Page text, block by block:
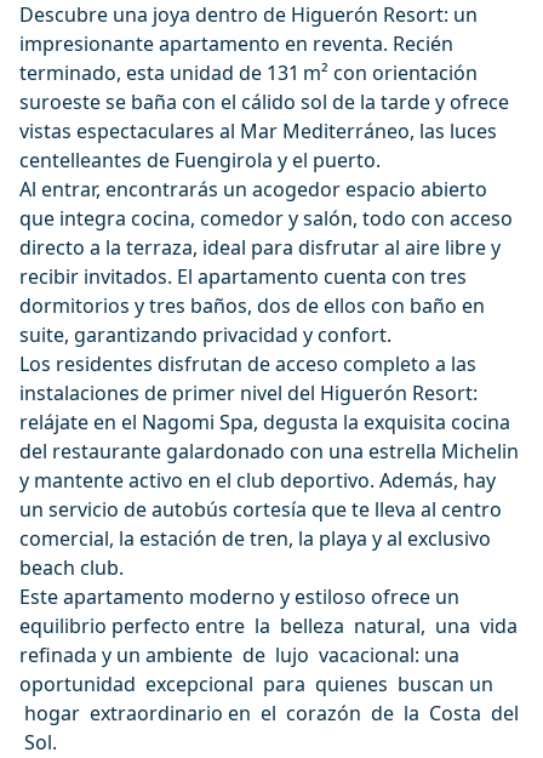
Descubre una joya dentro de Higuerón Resort: un
impresionante apartamento en reventa. Recién
terminado, esta unidad de 131 m² con orientación
suroeste se baña con el cálido sol de la tarde y ofrece
vistas espectaculares al Mar Mediterráneo, las luces
centelleantes de Fuengirola y el puerto.
Al entrar, encontrarás un acogedor espacio abierto
que integra cocina, comedor y salón, todo con acceso
directo a la terraza, ideal para disfrutar al aire libre y
recibir invitados. El apartamento cuenta con tres
dormitorios y tres baños, dos de ellos con baño en
suite, garantizando privacidad y confort.
Los residentes disfrutan de acceso completo a las
instalaciones de primer nivel del Higuerón Resort:
relájate en el Nagomi Spa, degusta la exquisita cocina
del restaurante galardonado con una estrella Michelin
y mantente activo en el club deportivo. Además, hay
un servicio de autobús cortesía que te lleva al centro
comercial, la estación de tren, la playa y al exclusivo
beach club.
Este apartamento moderno y estiloso ofrece un
equilibrio perfecto entre la belleza natural, una vida
refinada y un ambiente de lujo vacacional: una
oportunidad excepcional para quienes buscan un
hogar extraordinario en el corazón de la Costa del
Sol.